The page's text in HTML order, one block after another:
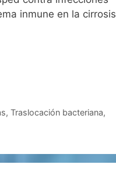
inmune en la cirrosis
,Traslocación bacteriana,